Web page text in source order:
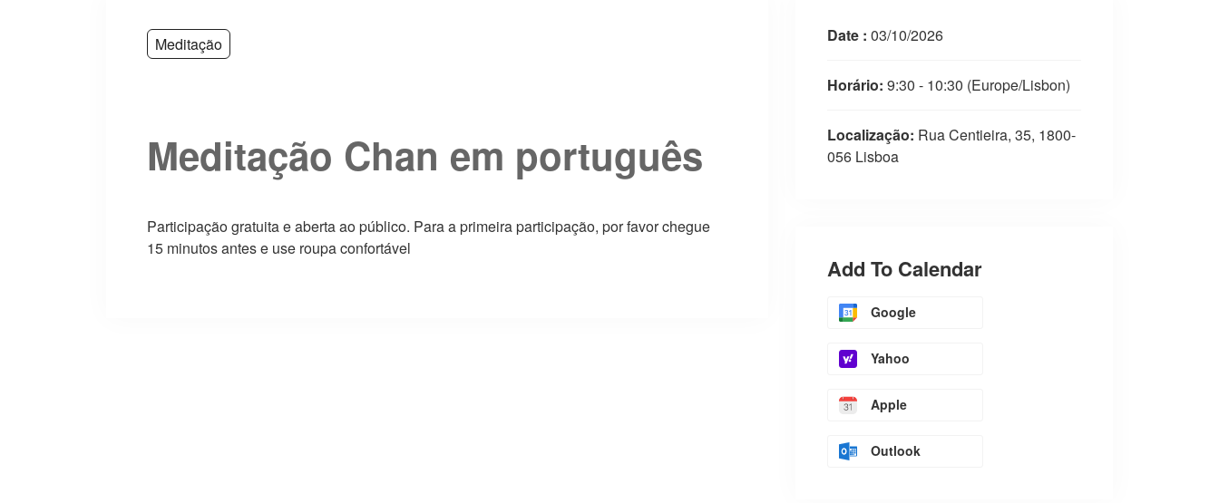
Meditação
Meditação Chan em português
Participação gratuita e aberta ao público. Para a primeira participação, por favor chegue
15 minutos antes e use roupa confortável
Date : 03/10/2026
Horário: 9:30 - 10:30 (Europe/Lisbon)
Localização: Rua Centieira, 35, 1800-
056 Lisboa
Add To Calendar
Google
Yahoo
Apple
Outlook